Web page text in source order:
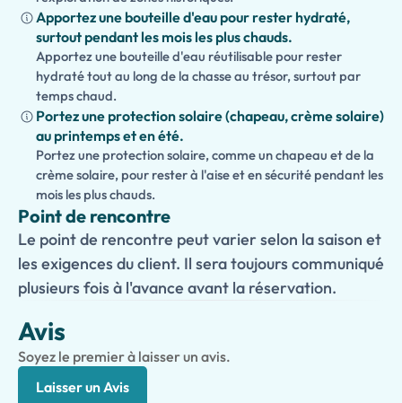
Apportez une bouteille d'eau pour rester hydraté,
surtout pendant les mois les plus chauds.
Apportez une bouteille d'eau réutilisable pour rester
hydraté tout au long de la chasse au trésor, surtout par
temps chaud.
Portez une protection solaire (chapeau, crème solaire)
au printemps et en été.
Portez une protection solaire, comme un chapeau et de la
crème solaire, pour rester à l'aise et en sécurité pendant les
mois les plus chauds.
Point de rencontre
Le point de rencontre peut varier selon la saison et
les exigences du client. Il sera toujours communiqué
plusieurs fois à l'avance avant la réservation.
Avis
Soyez le premier à laisser un avis.
Laisser un Avis